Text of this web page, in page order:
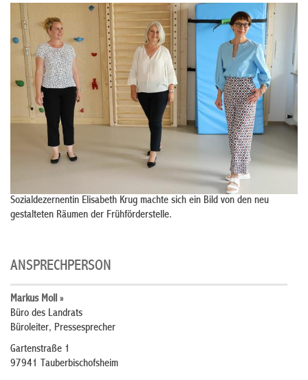
Sozialdezernentin Elisabeth Krug machte sich ein Bild von den neu
gestalteten Räumen der Frühförderstelle.
ANSPRECHPERSON
Markus Moll »
Büro des Landrats
Büroleiter, Pressesprecher
Gartenstraße 1
97941 Tauberbischofsheim